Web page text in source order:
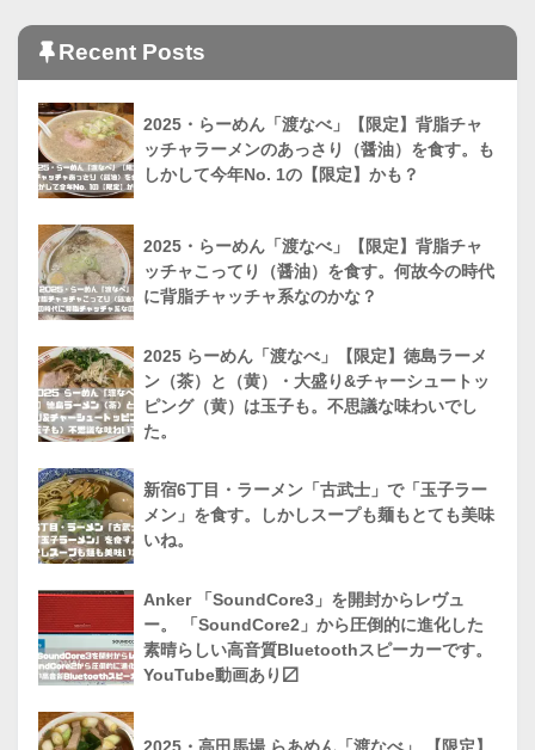
Recent Posts
2025・らーめん「渡なべ」【限定】背脂チャ
ッチャラーメンのあっさり（醤油）を食す。も
しかして今年No. 1の【限定】かも？
2025・らーめん「渡なべ」【限定】背脂チャ
ッチャこってり（醤油）を食す。何故今の時代
に背脂チャッチャ系なのかな？
2025 らーめん「渡なべ」【限定】徳島ラーメ
ン（茶）と（黄）・大盛り&チャーシュートッ
ピング（黄）は玉子も。不思議な味わいでし
た。
新宿6丁目・ラーメン「古武士」で「玉子ラー
メン」を食す。しかしスープも麺もとても美味
いね。
Anker 「SoundCore3」を開封からレヴュ
ー。 「SoundCore2」から圧倒的に進化した
素晴らしい高音質Bluetoothスピーカーです。
YouTube動画あり〼
2025・高田馬場 らあめん「渡なべ」 【限定】